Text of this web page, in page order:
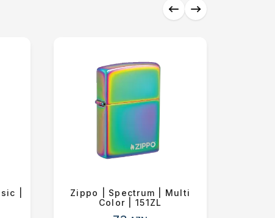
|
Zippo | Spectrum | Multi
Color | 151ZL